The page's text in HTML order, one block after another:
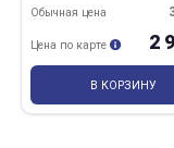
Обычная цена
2
Цена по карте
В КОРЗИНУ